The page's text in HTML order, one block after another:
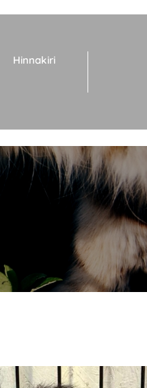
Hinnakiri